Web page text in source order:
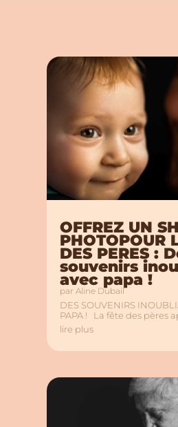
OFFREZ UN
PHOTOPOUR
DES PERES :
souvenirs
avec papa !
parAline Dubail
DES SOUVENIRS
PAPA ! La fête des pères
lire plus